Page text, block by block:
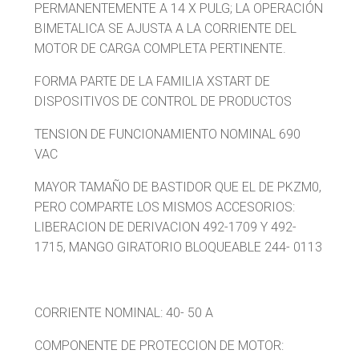
PERMANENTEMENTE A 14 X PULG; LA OPERACIÓN
BIMETALICA SE AJUSTA A LA CORRIENTE DEL
MOTOR DE CARGA COMPLETA PERTINENTE.
FORMA PARTE DE LA FAMILIA XSTART DE
DISPOSITIVOS DE CONTROL DE PRODUCTOS
TENSION DE FUNCIONAMIENTO NOMINAL 690
VAC
MAYOR TAMAÑO DE BASTIDOR QUE EL DE PKZM0,
PERO COMPARTE LOS MISMOS ACCESORIOS:
LIBERACION DE DERIVACION 492-1709 Y 492-
1715, MANGO GIRATORIO BLOQUEABLE 244- 0113
CORRIENTE NOMINAL: 40- 50 A
COMPONENTE DE PROTECCION DE MOTOR: